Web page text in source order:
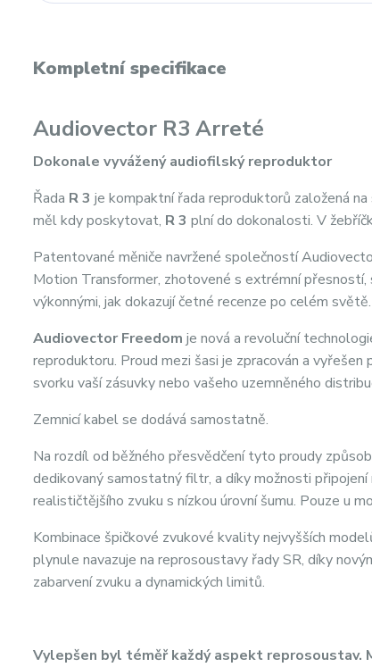
Kompletní specifikace
Audiovector R3 Arreté
Dokonale vyvážený audiofilský reproduktor
Řada R 3 je kompaktní řada reproduktorů založená
měl kdy poskytovat, R 3 plní do dokonalosti. V
Patentované měniče navržené společností
Motion Transformer, zhotovené s extrémní
výkonnými, jak dokazují četné recenze po celém světě.
Audiovector Freedom je nová a revoluční
reproduktoru. Proud mezi šasi je zpracován a
svorku vaší zásuvky nebo vašeho uzemněného
Zemnicí kabel se dodává samostatně.
Na rozdíl od běžného přesvědčení tyto proudy
dedikovaný samostatný filtr, a díky možnosti
realističtějšího zvuku s nízkou úrovní šumu. Pouze u
Kombinace špičkové zvukové kvality nejvyšších
plynule navazuje na reprosoustavy řady SR, díky
zabarvení zvuku a dynamických limitů.
Vylepšen byl téměř každý aspekt reprosoustav.